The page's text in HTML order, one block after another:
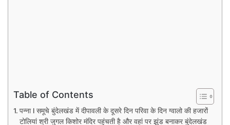
Table of Contents
पन्ना l समूचे बुंदेलखंड में दीपावली के दूसरे दिन परिवा के दिन ग्वालो की हजारों
टोलियां श्री जुगल किशोर मंदिर पहुंचती है और वहां पर झुंड बनाकर बुंदेलखंड